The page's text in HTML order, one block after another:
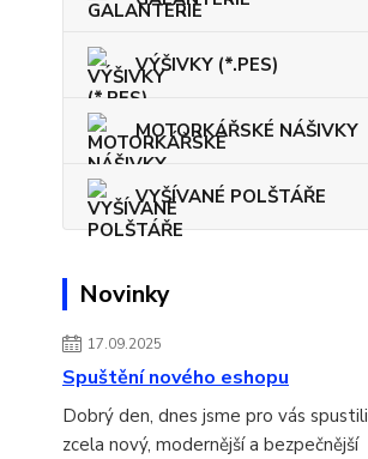
VÝŠIVKY (*.PES)
MOTORKÁŘSKÉ NÁŠIVKY
VYŠÍVANÉ POLŠTÁŘE
Novinky
17.09.2025
Spuštění nového eshopu
Dobrý den, dnes jsme pro vás spustili
zcela nový, modernější a bezpečnější